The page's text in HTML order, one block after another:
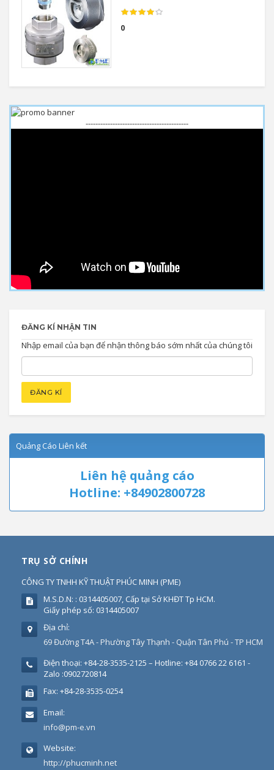
0
------------------------------------------
ĐĂNG KÍ NHẬN TIN
Nhập email của bạn để nhận thông báo sớm nhất của chúng tôi
Quảng Cáo Liên kết
Liên hệ quảng cáo
Hotline: +84902800728
TRỤ SỞ CHÍNH
CÔNG TY TNHH KỸ THUẬT PHÚC MINH (PME)
M.S.D.N: : 0314405007, Cấp tại Sở KHĐT Tp HCM.
Giấy phép số: 0314405007
Địa chỉ:
69 Đường T4A - Phường Tây Thạnh - Quận Tân Phú - TP HCM
Điện thoại: +84-28-3535-2125 – Hotline: +84 0766 22 6161 -
Zalo :0902720814
Fax: +84-28-3535-0254
Email:
info@pm-e.vn
Website:
http://phucminh.net